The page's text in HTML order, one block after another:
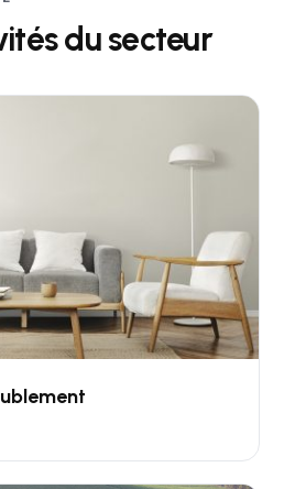
du secteur